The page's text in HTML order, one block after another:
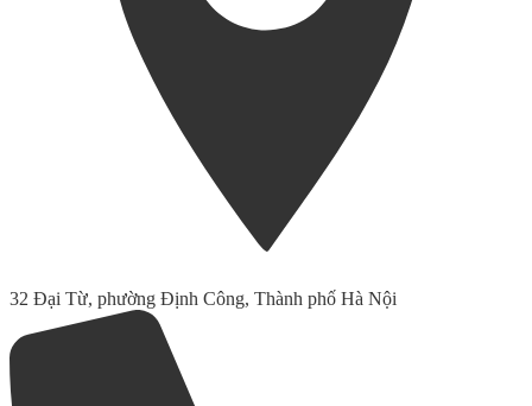
32 Đại Từ, phường Định Công, Thành phố Hà Nội